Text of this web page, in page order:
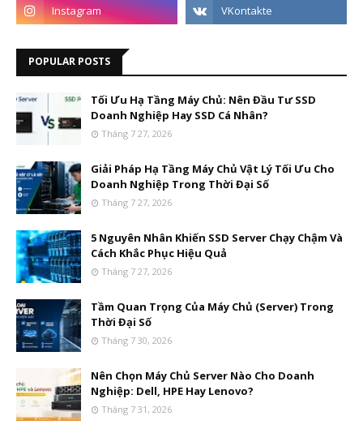
POPULAR POSTS
Tối Ưu Hạ Tầng Máy Chủ: Nên Đầu Tư SSD
Doanh Nghiệp Hay SSD Cá Nhân?
Tháng 7 27, 2026
Giải Pháp Hạ Tầng Máy Chủ Vật Lý Tối Ưu Cho
Doanh Nghiệp Trong Thời Đại Số
Tháng 7 27, 2026
5 Nguyên Nhân Khiến SSD Server Chạy Chậm Và
Cách Khắc Phục Hiệu Quả
Tháng 7 27, 2026
Tầm Quan Trọng Của Máy Chủ (Server) Trong
Thời Đại Số
Tháng 7 30, 2026
Nên Chọn Máy Chủ Server Nào Cho Doanh
Nghiệp: Dell, HPE Hay Lenovo?
Tháng 7 31, 2026